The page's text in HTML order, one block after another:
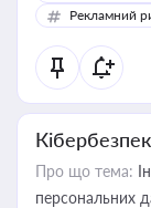
Рекламний
Про що тема:
персональних